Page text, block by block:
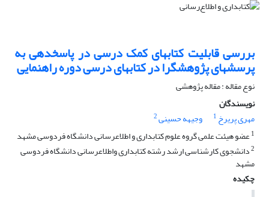
بررسی قابلیت کتابهای کمک ‏درسی در پاسخ‏دهی به
پرسشهای پژوهش‏‏گرا در کتابهای درسی دوره راهنمایی
نوع مقاله : مقاله پژوهشی
نویسندگان
مهری پریرخ 1 وجیهه حسینی2
1عضو هیئت علمی گروه علوم کتابداری و اطلاع‏رسانی دانشگاه فردوسی مشهد
2دانشجوی کارشناسی ارشد رشته کتابداری واطلاع‏رسانی دانشگاه فردوسی
مشهد
چکیده